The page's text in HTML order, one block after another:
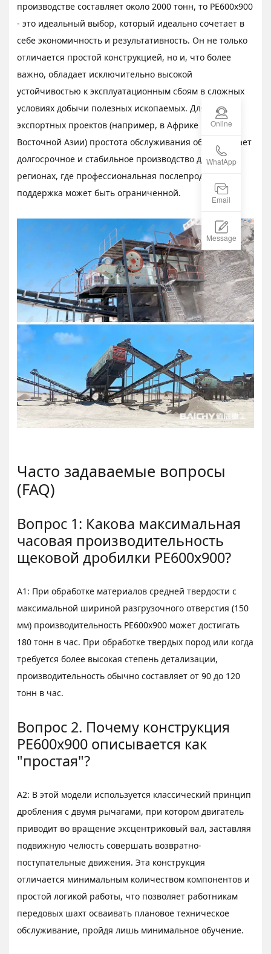
производстве составляет около 2000 тонн, то PE600x900
- это идеальный выбор, который идеально сочетает в
себе экономичность и результативность. Он не только
отличается простой конструкцией, но и, что более
важно, обладает исключительно высокой
устойчивостью к эксплуатационным сбоям в сложных
условиях добычи полезных ископаемых. Для многих
экспортных проектов (например, в Африке или Юго-
Восточной Азии) простота обслуживания обеспечивает
долгосрочное и стабильное производство даже в
регионах, где профессиональная послепродажная
поддержка может быть ограниченной.
Часто задаваемые вопросы
(FAQ)
Вопрос 1: Какова максимальная
часовая производительность
щековой дробилки PE600x900?
A1: При обработке материалов средней твердости с
максимальной шириной разгрузочного отверстия (150
мм) производительность PE600x900 может достигать
180 тонн в час. При обработке твердых пород или когда
требуется более высокая степень детализации,
производительность обычно составляет от 90 до 120
тонн в час.
Вопрос 2. Почему конструкция
PE600x900 описывается как
"простая"?
A2: В этой модели используется классический принцип
дробления с двумя рычагами, при котором двигатель
приводит во вращение эксцентриковый вал, заставляя
подвижную челюсть совершать возвратно-
поступательные движения. Эта конструкция
отличается минимальным количеством компонентов и
простой логикой работы, что позволяет работникам
передовых шахт осваивать плановое техническое
обслуживание, пройдя лишь минимальное обучение.
Online
WhatApp
Email
Message